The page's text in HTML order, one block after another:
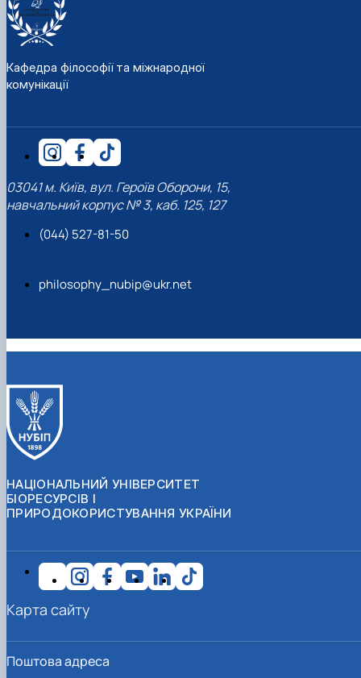
Кафедра філософії та міжнародної
комунікації
03041 м. Київ, вул. Героїв Оборони, 15,
навчальний корпус № 3, каб. 125, 127
(044) 527-81-50
philosophy_nubip@ukr.net
НАЦІОНАЛЬНИЙ УНІВЕРСИТЕТ
БІОРЕСУРСІВ І
ПРИРОДОКОРИСТУВАННЯ УКРАЇНИ
Поштова адреса
Карта сайту